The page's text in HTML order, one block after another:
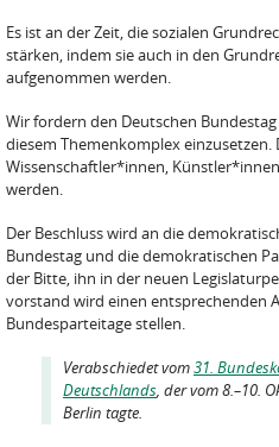
Es ist an der Zeit, die sozialen
stärken, indem sie auch in den
aufgenommen wer­den.
Wir fordern den Deutschen
diesem Themenkomplex einzu­setzen.
Wissenschaft­ler*innen,
werden.
Der Beschluss wird an die
Bundestag und die demokratischen
der Bitte, ihn in der neuen
vorstand wird einen entsprechenden
Bundesparteitage stellen.
Verabschiedet vom31.
Deutschlands, der vom 8.–10.
Berlin tagte.